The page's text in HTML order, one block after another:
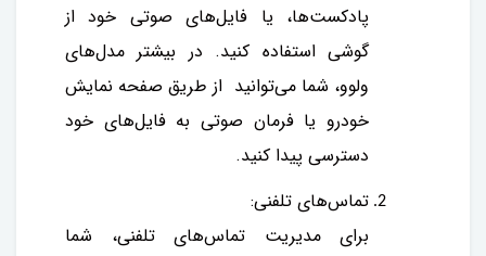
پادکست‌ها، یا فایل‌های صوتی خود از
گوشی استفاده کنید. در بیشتر مدل‌های
ولوو، شما می‌توانید از طریق صفحه نمایش
خودرو یا فرمان صوتی به فایل‌های خود
دسترسی پیدا کنید.
تماس‌های تلفنی:
برای مدیریت تماس‌های تلفنی، شما